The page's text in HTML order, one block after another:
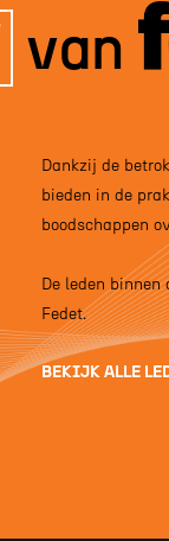
van
Dankzij de
bieden in de
boodschappen
De leden
Fedet.
BEKIJK ALLE